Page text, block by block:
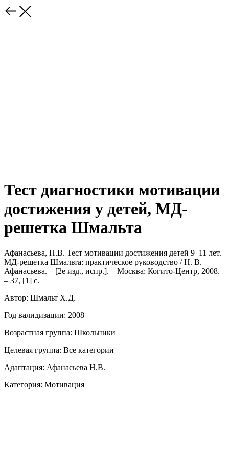
Тест диагностики мотивации
достижения у детей, МД-
решетка Шмальта
Афанасьева, Н.В. Тест мотивации достижения детей 9–11 лет.
МД-решетка Шмальта: практическое руководство / Н. В.
Афанасьева. – [2е изд., испр.]. – Москва: Когито-Центр, 2008.
– 37, [1] с.
Автор: Шмальт Х.Д.
Год валидизации: 2008
Возрастная группа: Школьники
Целевая группа: Все категории
Адаптация: Афанасьева Н.В.
Категория: Мотивация